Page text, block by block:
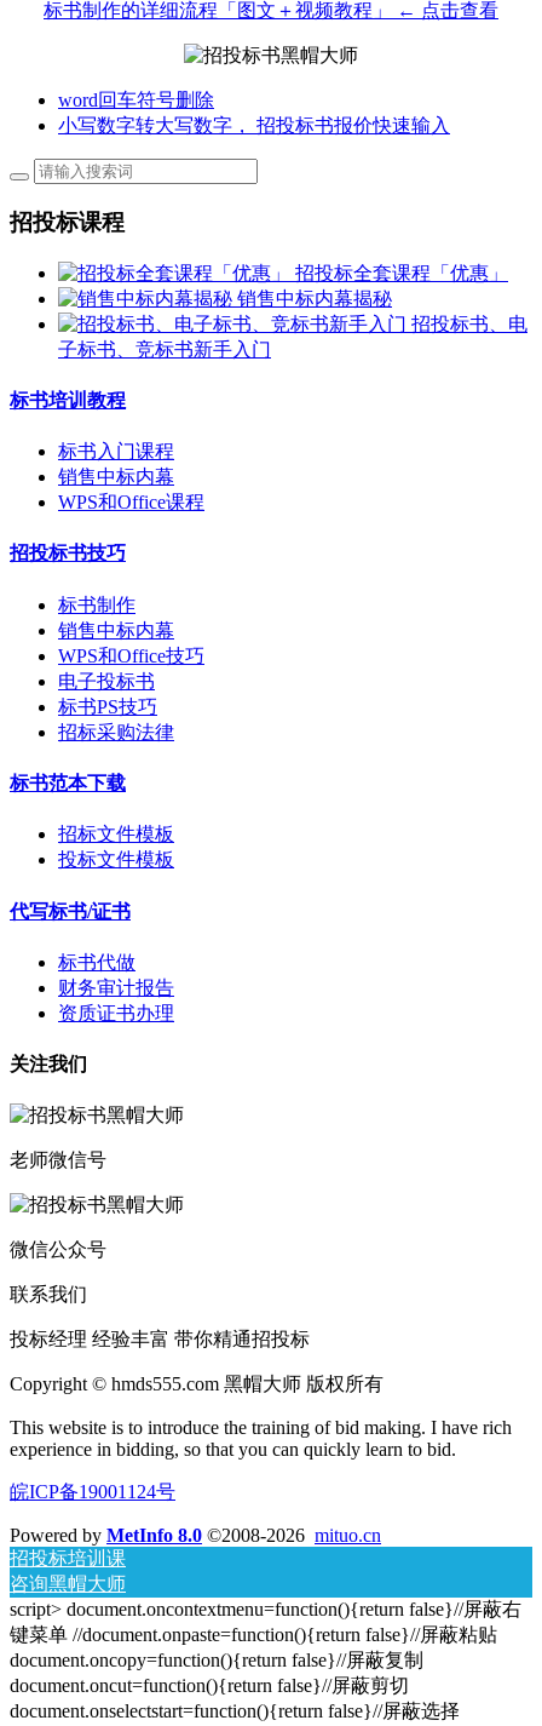
标书制作的详细流程「图文＋视频教程」 ← 点击查看
word回车符号删除
小写数字转大写数字， 招投标书报价快速输入
招投标课程
招投标全套课程「优惠」
销售中标内幕揭秘
招投标书、电
子标书、竞标书新手入门
标书培训教程
标书入门课程
销售中标内幕
WPS和Office课程
招投标书技巧
标书制作
销售中标内幕
WPS和Office技巧
电子投标书
标书PS技巧
招标采购法律
标书范本下载
招标文件模板
投标文件模板
代写标书/证书
标书代做
财务审计报告
资质证书办理
关注我们
老师微信号
微信公众号
联系我们
投标经理 经验丰富 带你精通招投标
Copyright © hmds555.com 黑帽大师 版权所有
This website is to introduce the training of bid making. I have rich
experience in bidding, so that you can quickly learn to bid.
皖ICP备19001124号
Powered by MetInfo 8.0 ©2008-2026 mituo.cn
招投标培训课
咨询黑帽大师
script> document.oncontextmenu=function(){return false}//屏蔽右
键菜单 //document.onpaste=function(){return false}//屏蔽粘贴
document.oncopy=function(){return false}//屏蔽复制
document.oncut=function(){return false}//屏蔽剪切
document.onselectstart=function(){return false}//屏蔽选择